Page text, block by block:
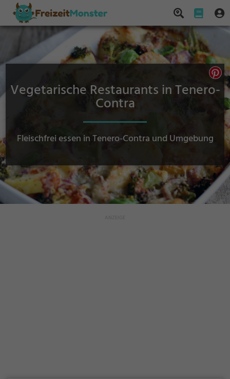
Vegetarische Restaurants in Tenero-
Contra
Fleischfrei essen in Tenero-Contra und Umgebung